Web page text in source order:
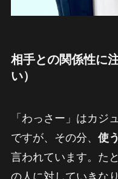
相手との関係性に
い）
「わっさー」はカジ
ですが、その分、 使
言われています。た
の人に対していきな